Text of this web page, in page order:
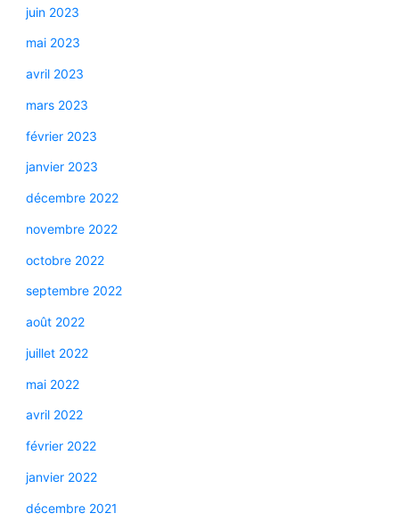
juin 2023
mai 2023
avril 2023
mars 2023
février 2023
janvier 2023
décembre 2022
novembre 2022
octobre 2022
septembre 2022
août 2022
juillet 2022
mai 2022
avril 2022
février 2022
janvier 2022
décembre 2021